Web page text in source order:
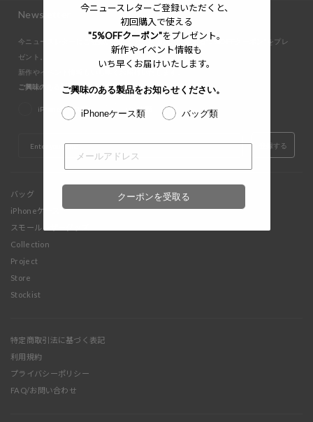
Newsletter
今ニュースレターにご登録いただくと、初回購入で使える"5%OFFクーポン"をプレ
ゼント。
新作やイベント情報もいち早くお届けいたします。
ご興味のある製品をお知らせください。
iPhoneケース類 バッグ類
登録する
バッグ
iPhoneケース
スモールレザーグッズ
Collection
Project
Store
Stockist
特定商取引法に基づく表記
利用規約
プライバシーポリシー
FAQ/お問い合わせ
今ニュースレターご登録いただくと、
初回購入で使える
"5%OFFクーポン"をプレゼント。
新作やイベント情報も
いち早くお届けいたします。
ご興味のある製品をお知らせください。
iPhoneケース類 バッグ類
クーポンを受取る